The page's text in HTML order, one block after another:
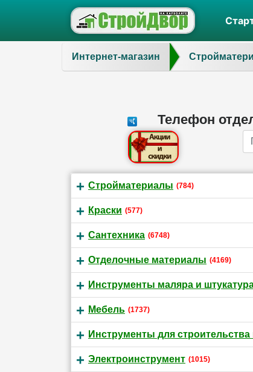
Интернет-магазин
Телефон
Стройматериалы (784)
Краски (577)
Сантехника (6748)
Отделочные материалы (4169)
Инструменты маляра и
Мебель (1737)
Инструменты для
Электроинструмент (1015)